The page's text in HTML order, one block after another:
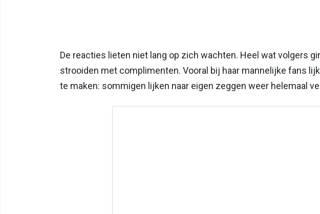
De reacties lieten niet lang op zich wachten. Heel wat volgers
strooiden met complimenten. Vooral bij haar mannelijke fans
te maken: sommigen lijken naar eigen zeggen weer helemaal